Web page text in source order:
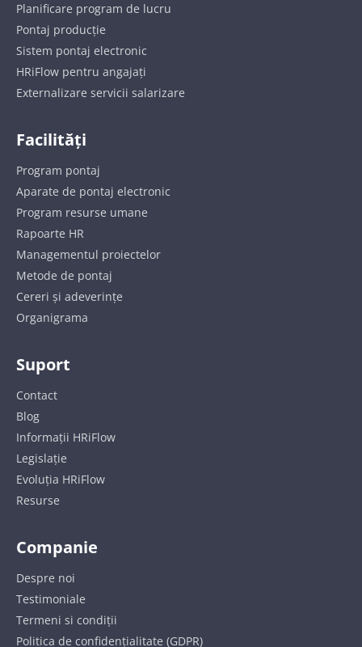
Planificare program de lucru
Pontaj producție
Sistem pontaj electronic
HRiFlow pentru angajați
Externalizare servicii salarizare
Facilități
Program pontaj
Aparate de pontaj electronic
Program resurse umane
Rapoarte HR
Managementul proiectelor
Metode de pontaj
Cereri și adeverințe
Organigrama
Suport
Contact
Blog
Informații HRiFlow
Legislație
Evoluția HRiFlow
Resurse
Companie
Despre noi
Testimoniale
Termeni si condiții
Politica de confidențialitate (GDPR)